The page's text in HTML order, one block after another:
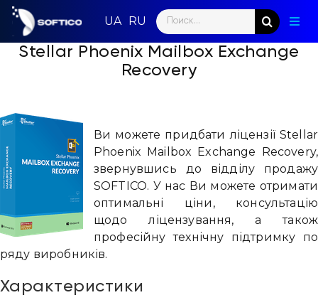
Skip
content
Search
for:
Stellar Phoenix Mailbox Exchange
Recovery
Ви можете придбати ліцензії Stellar
Phoenix Mailbox Exchange Recovery,
звернувшись до відділу продажу
SOFTICO. У нас Ви можете отримати
оптимальні ціни, консультацію
щодо ліцензування, а також
професійну технічну підтримку по
ряду виробників.
Характеристики